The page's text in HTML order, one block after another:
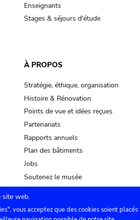
Enseignants
Stages & séjours d'étude
À PROPOS
Stratégie, éthique, organisation
Histoire & Rénovation
Points de vue et idées reçues
Partenariats
Rapports annuels
Plan des bâtiments
Jobs
Soutenez le musée
site web.
vous acceptez que des cookies soient placés